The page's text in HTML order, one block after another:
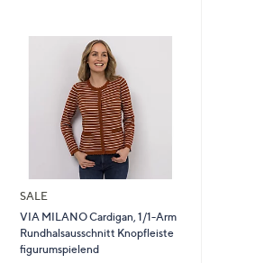
SALE
VIA MILANO Cardigan, 1/1-Arm
Rundhalsausschnitt Knopfleiste
figurumspielend